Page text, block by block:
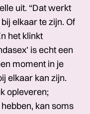
uit. “Dat werkt
elkaar te zijn. Of
het klinkt
is echt een
moment in je
elkaar kan zijn.
opleveren;
kan soms